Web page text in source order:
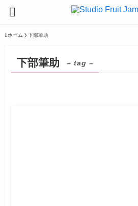
ホーム 下部筆助
下部筆助 – tag –